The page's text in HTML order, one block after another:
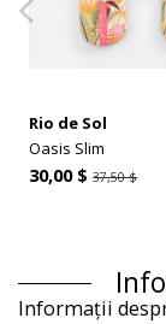
Rio de Sol
Oasis Slim
30,00 $37,50 $
Informații